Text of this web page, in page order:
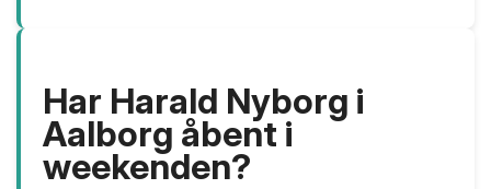
Har Harald Nyborg i
Aalborg åbent i
weekenden?